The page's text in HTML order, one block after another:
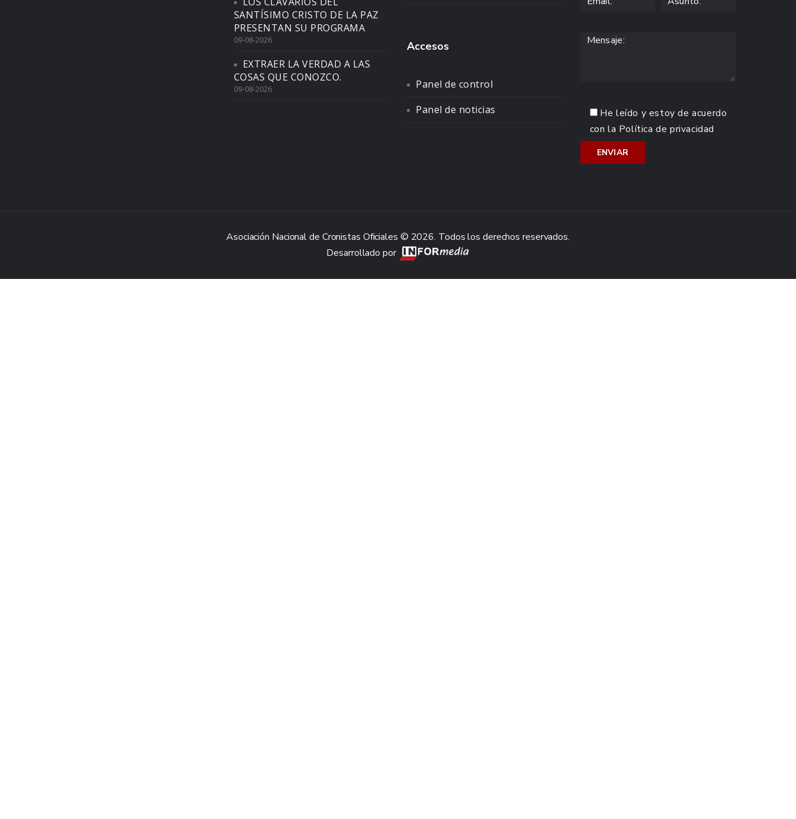
SANTÍSIMO CRISTO DE LA PAZ
PRESENTAN SU PROGRAMA
09-08-2026
EXTRAER LA VERDAD A LAS
COSAS QUE CONOZCO.
09-08-2026
Accesos
Panel de control
Panel de noticias
He leído y estoy de acuerdo
con la Política de privacidad
Asociación Nacional de Cronistas Oficiales © 2026. Todos los derechos reservados.
Desarrollado por